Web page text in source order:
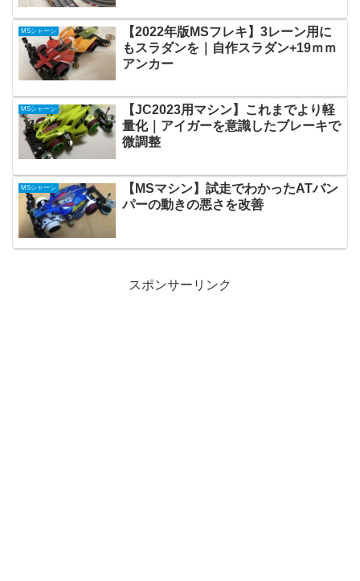
MSシャーシ
【2022年版MSフレキ】3レーン用に
もスラダンを｜自作スラダン+19ｍｍ
アンカー
MSシャーシ
【JC2023用マシン】これまでより軽
量化｜アイガーを意識したブレーキで
微調整
MSシャーシ
【MSマシン】試走でわかったATバン
パーの動きの悪さを改善
スポンサーリンク